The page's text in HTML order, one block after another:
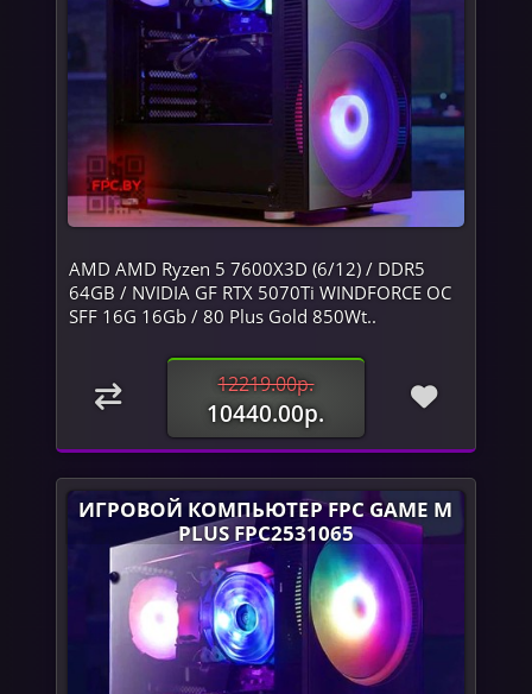
AMD AMD Ryzen 5 7600X3D (6/12) / DDR5
64GB / NVIDIA GF RTX 5070Ti WINDFORCE OC
SFF 16G 16Gb / 80 Plus Gold 850Wt..
12219.00р.
10440.00р.
ИГРОВОЙ КОМПЬЮТЕР FPC GAME M
PLUS FPC2531065